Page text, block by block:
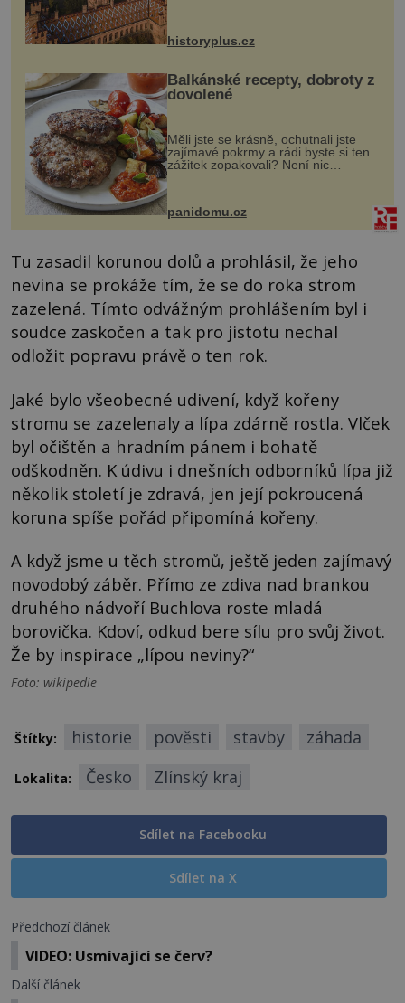
český architekt Josef Hlávka. Ten si
na něm dal mimořádně záležet. Jeho
historyplus.cz
Balkánské recepty, dobroty z
dovolené
Měli jste se krásně, ochutnali jste
zajímavé pokrmy a rádi byste si ten
zážitek zopakovali? Není nic
snazšího. Pljeskavica (10 porcí)
Možná jste ji ochutnali na dovolené v
panidomu.cz
Tu zasadil korunou dolů a prohlásil, že jeho
nevina se prokáže tím, že se do roka strom
zazelená. Tímto odvážným prohlášením byl i
soudce zaskočen a tak pro jistotu nechal
odložit popravu právě o ten rok.
Jaké bylo všeobecné udivení, když kořeny
stromu se zazelenaly a lípa zdárně rostla. Vlček
byl očištěn a hradním pánem i bohatě
odškodněn. K údivu i dnešních odborníků lípa již
několik století je zdravá, jen její pokroucená
koruna spíše pořád připomíná kořeny.
A když jsme u těch stromů, ještě jeden zajímavý
novodobý záběr. Přímo ze zdiva nad brankou
druhého nádvoří Buchlova roste mladá
borovička. Kdoví, odkud bere sílu pro svůj život.
Že by inspirace „lípou neviny?“
Foto: wikipedie
Štítky: historie pověsti stavby záhada
Lokalita: Česko Zlínský kraj
Sdílet na Facebooku
Sdílet na X
Předchozí článek
VIDEO: Usmívající se červ?
Další článek